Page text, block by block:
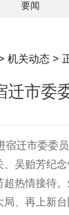
要闻
机关动态 >
迁市委
迁市委委
吴贻芳纪
热情接待
、再上新台